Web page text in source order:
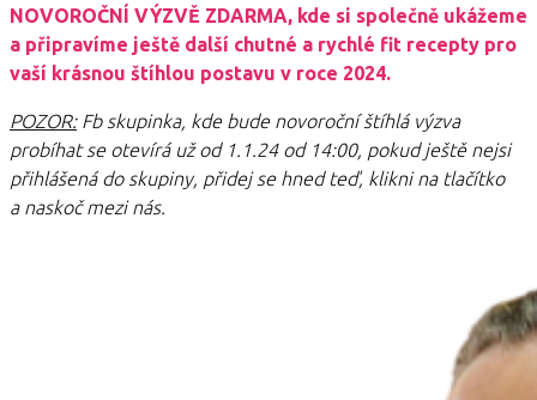
NOVOROČNÍ VÝZVĚ ZDARMA, kde si společně ukážeme
a připravíme ještě další chutné a rychlé fit recepty pro
vaší krásnou štíhlou postavu v roce 2024.
POZOR:Fb skupinka, kde bude novoroční štíhlá výzva
probíhat se otevírá už od 1.1.24 od 14:00, pokud ještě nejsi
přihlášená do skupiny, přidej se hned teď, klikni na tlačítko
a naskoč mezi nás.